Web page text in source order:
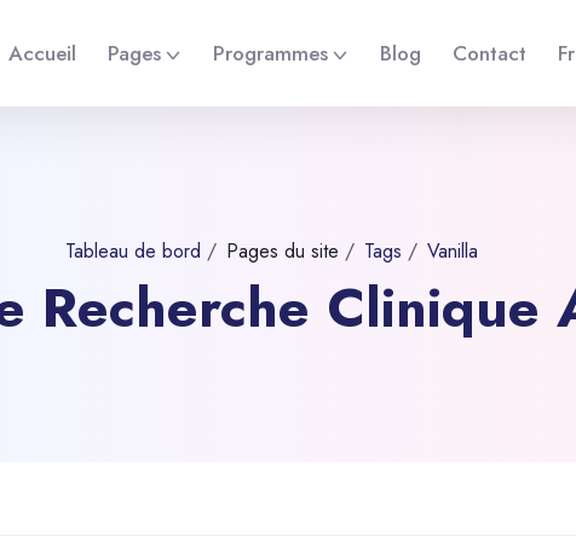
Accueil Pages Programmes Blog Contact
Tableau de bord Pages du site Tags Vanilla
Recherche Clinique